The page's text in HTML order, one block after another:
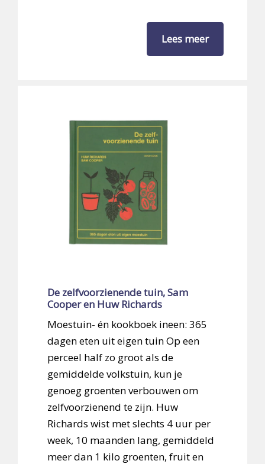
Lees meer
De zelfvoorzienende tuin, Sam
Cooper en Huw Richards
Moestuin- én kookboek ineen: 365
dagen eten uit eigen tuin Op een
perceel half zo groot als de
gemiddelde volkstuin, kun je
genoeg groenten verbouwen om
zelfvoorzienend te zijn. Huw
Richards wist met slechts 4 uur per
week, 10 maanden lang, gemiddeld
meer dan 1 kilo groenten, fruit en